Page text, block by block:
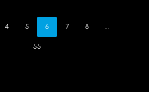
4 5 6 7 8
55